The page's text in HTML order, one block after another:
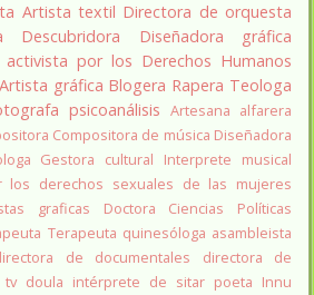
Artista textil Directora de orquesta
Descubridora
Diseñadora gráfica
por los Derechos Humanos
Artista gráfica Blogera Rapera Teologa
psicoanálisis Artesana alfarera
Compositora de música Diseñadora
Gestora cultural
Interprete musical
los derechos sexuales de las mujeres
graficas
Doctora Ciencias Políticas
Terapeuta quinesóloga asambleista
de documentales
directora de
tv doula intérprete de sitar poeta Innu